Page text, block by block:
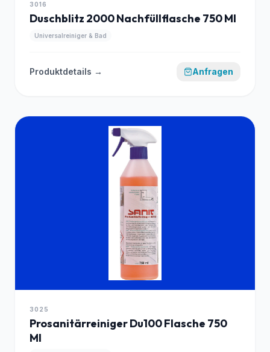
3016
Duschblitz 2000 Nachfüllflasche 750 Ml
Universalreiniger & Bad
Produktdetails → Anfragen
3025
Prosanitärreiniger Du100 Flasche 750
Ml